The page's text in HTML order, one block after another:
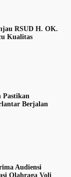
RSUD H. OK.
Kualitas
Pastikan
Berjalan
Audiensi
Olahraga Voli